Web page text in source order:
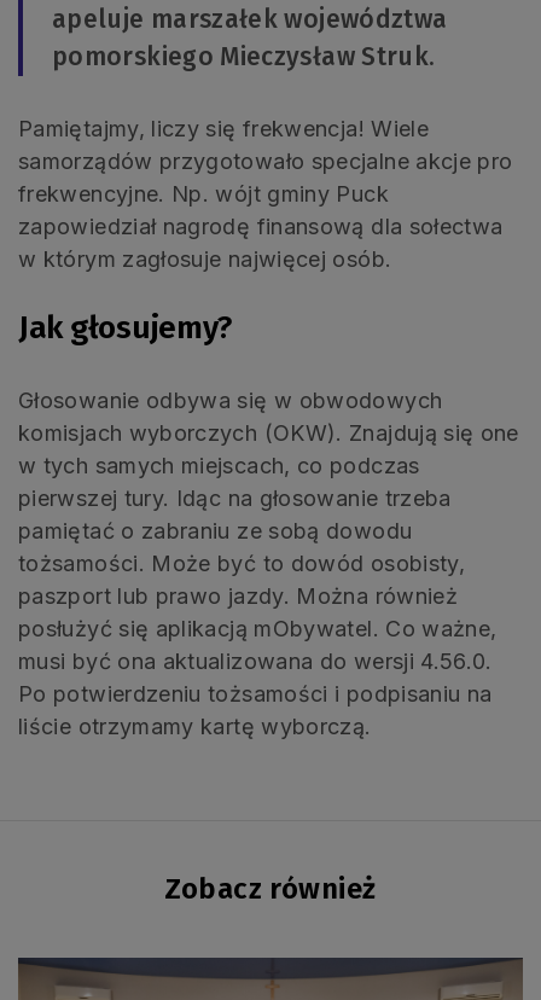
apeluje marszałek województwa
pomorskiego Mieczysław Struk.
Pamiętajmy, liczy się frekwencja! Wiele
samorządów przygotowało specjalne akcje pro
frekwencyjne. Np. wójt gminy Puck
zapowiedział nagrodę finansową dla sołectwa
w którym zagłosuje najwięcej osób.
Jak głosujemy?
Głosowanie odbywa się w obwodowych
komisjach wyborczych (OKW). Znajdują się one
w tych samych miejscach, co podczas
pierwszej tury. Idąc na głosowanie trzeba
pamiętać o zabraniu ze sobą dowodu
tożsamości. Może być to dowód osobisty,
paszport lub prawo jazdy. Można również
posłużyć się aplikacją mObywatel. Co ważne,
musi być ona aktualizowana do wersji 4.56.0.
Po potwierdzeniu tożsamości i podpisaniu na
liście otrzymamy kartę wyborczą.
Zobacz również